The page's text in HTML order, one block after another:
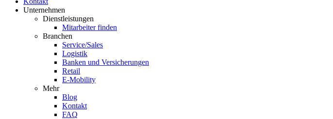
Unternehmen
Dienstleistungen
Mitarbeiter finden
Branchen
Service/Sales
Logistik
Banken und Versicherungen
Retail
E-Mobility
Mehr
Blog
Kontakt
FAQ